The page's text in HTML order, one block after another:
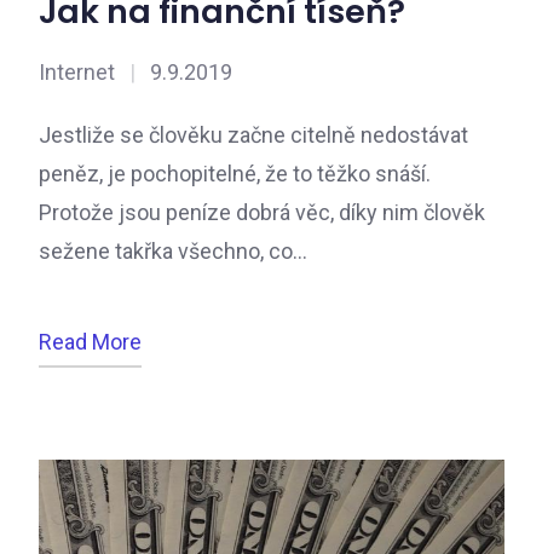
Jak na finanční tíseň?
Internet | 9.9.2019
Jestliže se člověku začne citelně nedostávat
peněz, je pochopitelné, že to těžko snáší.
Protože jsou peníze dobrá věc, díky nim člověk
sežene takřka všechno, co…
Read More